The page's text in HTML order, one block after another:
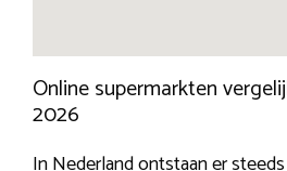
Online supermarkten
2026
In Nederland ontstaan er